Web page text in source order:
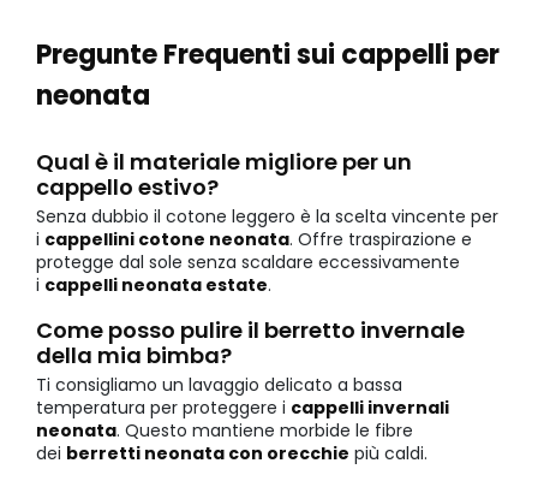
Pregunte Frequenti sui cappelli per
neonata
Qual è il materiale migliore per un
cappello estivo?
Senza dubbio il cotone leggero è la scelta vincente per
i cappellini cotone neonata. Offre traspirazione e
protegge dal sole senza scaldare eccessivamente
i cappelli neonata estate.
Come posso pulire il berretto invernale
della mia bimba?
Ti consigliamo un lavaggio delicato a bassa
temperatura per proteggere i cappelli invernali
neonata. Questo mantiene morbide le fibre
dei berretti neonata con orecchie più caldi.